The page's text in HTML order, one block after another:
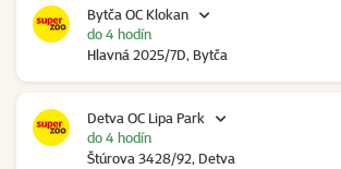
Bytča OC Klokan
Hlavná 2025/7D, Bytča
do 4 hodín
Detva OC Lipa Park
Štúrova 3428/92, Detva
do 4 hodín